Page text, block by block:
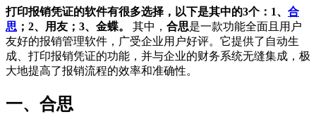
打印报销凭证的软件有很多选择，以下是其中的3个：1、 合
思 ；2、用友；3、金蝶。 其中， 合思是一款功能全面且用户
友好的报销管理软件，广受企业用户好评。它提供了自动生
成、打印报销凭证的功能，并与企业的财务系统无缝集成，极
大地提高了报销流程的效率和准确性。
一、合思